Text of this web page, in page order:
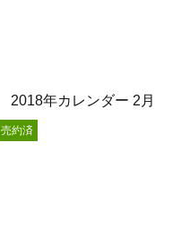
2018年カレンダー 2月
売約済